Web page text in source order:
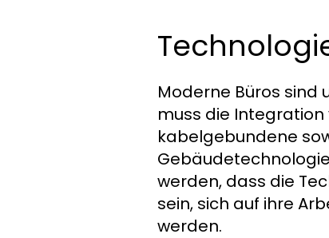
Moderne Büros sind
muss die
kabelgebundene
werden, dass die
sein, sich auf ihre
werden.